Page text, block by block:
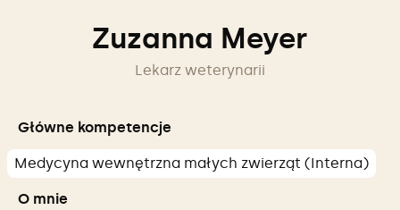
Zuzanna Meyer
Lekarz weterynarii
Główne kompetencje
Medycyna wewnętrzna małych zwierząt (Interna)
O mnie